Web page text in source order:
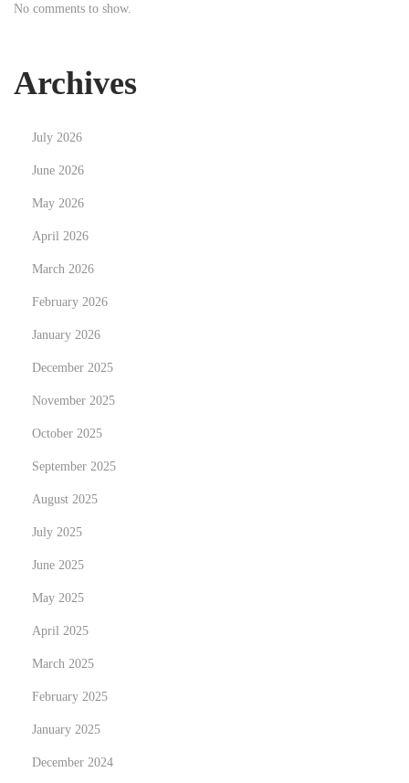
s
e
No comments to show.
Archives
July 2026
June 2026
May 2026
April 2026
March 2026
February 2026
January 2026
December 2025
November 2025
October 2025
September 2025
August 2025
July 2025
June 2025
May 2025
April 2025
March 2025
February 2025
January 2025
December 2024